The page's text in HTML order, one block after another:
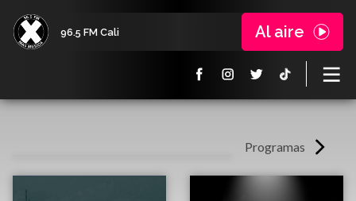
96.5 FM Cali Al aire
Programas